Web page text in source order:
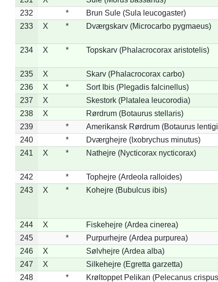
232
*
Brun Sule (Sula leucogaster)
233
X * Dværgskarv (Microcarbo pygmaeus)
234 X * Topskarv (Phalacrocorax aristotelis)
235 X
Skarv (Phalacrocorax carbo)
236
X *
Sort Ibis (Plegadis falcinellus)
237
X
Skestork (Platalea leucorodia)
238
X
Rørdrum (Botaurus stellaris)
239
*
Amerikansk Rørdrum (Botaurus
240
*
Dværghejre (Ixobrychus minutus)
241
X * Nathejre (Nycticorax nycticorax)
242 *
Tophejre (Ardeola ralloides)
243
X * Kohejre (Bubulcus ibis)
244 X
Fiskehejre (Ardea cinerea)
245
*
Purpurhejre (Ardea purpurea)
246
X
Sølvhejre (Ardea alba)
247
X
Silkehejre (Egretta garzetta)
248
*
Krøltoppet Pelikan (Pelecanus